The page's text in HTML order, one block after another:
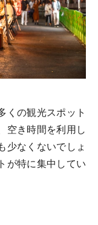
くの観光スポット
空き時間を利用し
少なくないでしょ
が特に集中してい